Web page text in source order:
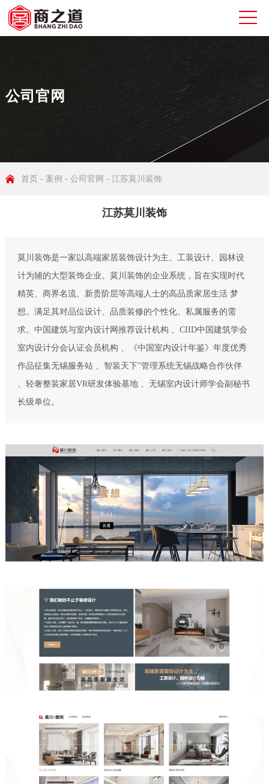
公司官网
首页 - 案例 - 公司官网 - 江苏莫川装饰
江苏莫川装饰
莫川装饰是一家以高端家居装饰设计为主、工装设计、园林设
计为辅的大型装饰企业。莫川装饰的企业系统，旨在实现时代
精英、商界名流、新贵阶层等高端人士的高品质家居生活 梦
想。满足其对品位设计、品质装修的个性化、私属服务的需
求。中国建筑与室内设计网推荐设计机构 、CIID中国建筑学会
室内设计分会认证会员机构 、《中国室内设计年鉴》年度优秀
作品征集无锡服务站 、智装天下”管理系统无锡战略合作伙伴
、轻奢整装家居VR研发体验基地 、无锡室内设计师学会副秘书
长级单位。